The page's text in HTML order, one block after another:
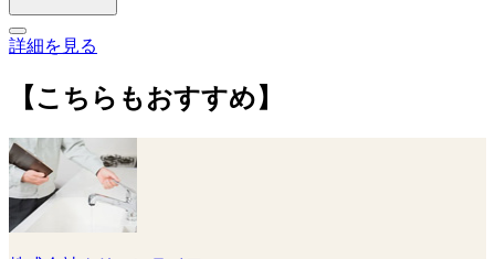
詳細を見る
【こちらもおすすめ】